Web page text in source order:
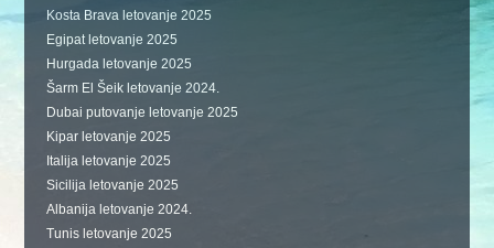
Kosta Brava letovanje 2025
Egipat letovanje 2025
Hurgada letovanje 2025
Šarm El Šeik letovanje 2024.
Dubai putovanje letovanje 2025
Kipar letovanje 2025
Italija letovanje 2025
Sicilija letovanje 2025
Albanija letovanje 2024.
Tunis letovanje 2025